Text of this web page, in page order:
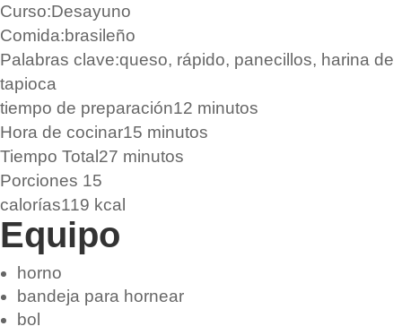
Curso:Desayuno
Comida:brasileño
Palabras clave:queso, rápido, panecillos, harina de
tapioca
tiempo de preparación12 minutos
Hora de cocinar15 minutos
Tiempo Total 27 minutos
Porciones 15
calorías119 kcal
Equipo
horno
bandeja para hornear
bol